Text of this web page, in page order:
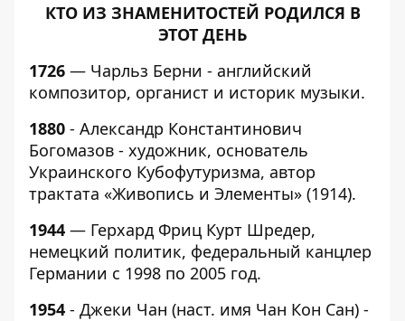
КТО ИЗ ЗНАМЕНИТОСТЕЙ РОДИЛСЯ В
ЭТОТ ДЕНЬ
1726 — Чарльз Берни - английский
композитор, органист и историк музыки.
1880 - Александр Константинович
Богомазов - художник, основатель
Украинского Кубофутуризма, автор
трактата «Живопись и Элементы» (1914).
1944 — Герхард Фриц Курт Шредер,
немецкий политик, федеральный канцлер
Германии с 1998 по 2005 год.
1954 - Джеки Чан (наст. имя Чан Кон Сан) -